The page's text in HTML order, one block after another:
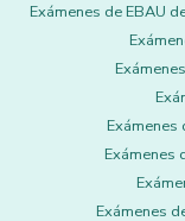
Exámenes de EBAU
Exámenes
Exámenes
Exámenes